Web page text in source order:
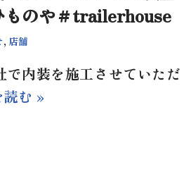
ものや＃trailerhouse
, 店舗
で内装を施工させていただ
む »